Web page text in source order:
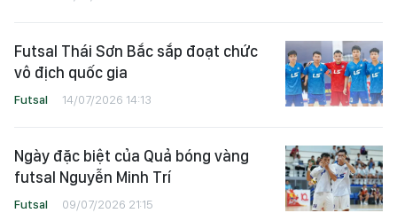
Futsal Thái Sơn Bắc sắp đoạt chức
vô địch quốc gia
Futsal 14/07/2026 14:13
Ngày đặc biệt của Quả bóng vàng
futsal Nguyễn Minh Trí
Futsal 09/07/2026 21:15